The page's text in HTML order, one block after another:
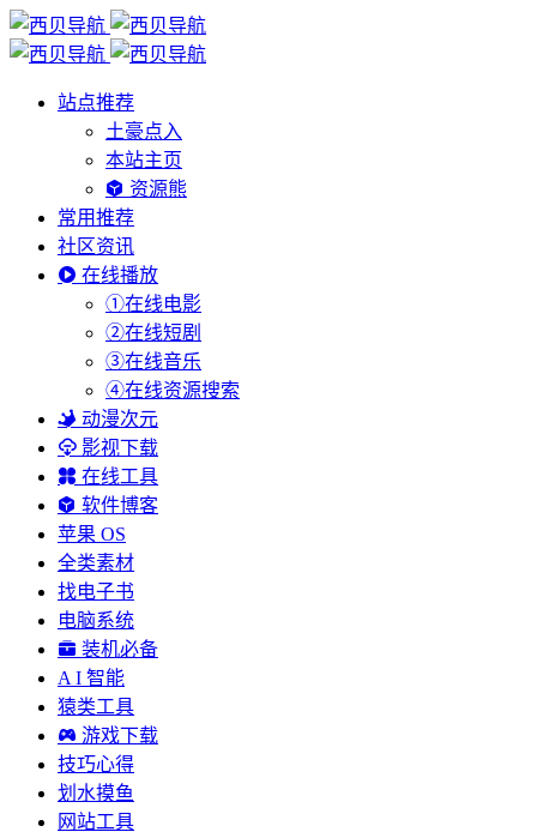
站点推荐
土豪点入
本站主页
资源熊
常用推荐
社区资讯
在线播放
①在线电影
②在线短剧
③在线音乐
④在线资源搜索
动漫次元
影视下载
在线工具
软件博客
苹果 OS
全类素材
找电子书
电脑系统
装机必备
A I 智能
猿类工具
游戏下载
技巧心得
划水摸鱼
网站工具